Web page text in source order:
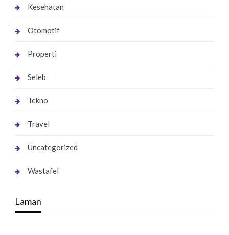
Kesehatan
Otomotif
Properti
Seleb
Tekno
Travel
Uncategorized
Wastafel
Laman